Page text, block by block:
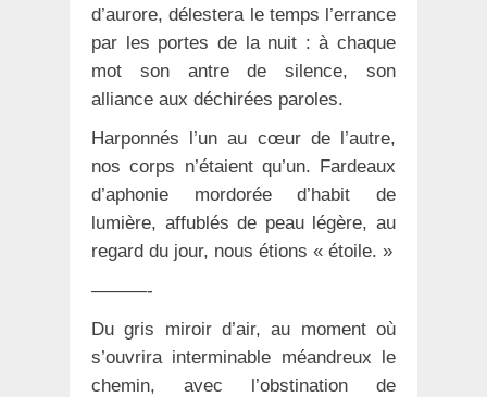
d’aurore, délestera le temps l’errance
par les portes de la nuit : à chaque
mot son antre de silence, son
alliance aux déchirées paroles.
Harponnés l’un au cœur de l’autre,
nos corps n’étaient qu’un. Fardeaux
d’aphonie mordorée d’habit de
lumière, affublés de peau légère, au
regard du jour, nous étions « étoile. »
———-
Du gris miroir d’air, au moment où
s’ouvrira interminable méandreux le
chemin, avec l’obstination de